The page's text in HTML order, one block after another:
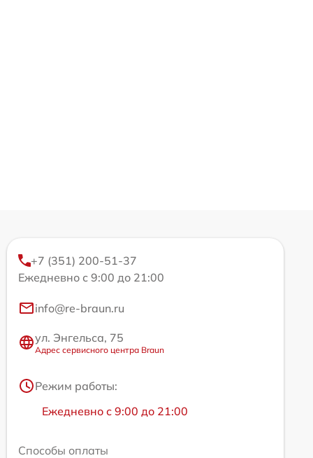
+7 (351) 200-51-37
Ежедневно с 9:00 до 21:00
info@re-braun.ru
ул. Энгельса, 75
Адрес сервисного центра Braun
Режим работы:
Ежедневно с 9:00 до 21:00
Способы оплаты